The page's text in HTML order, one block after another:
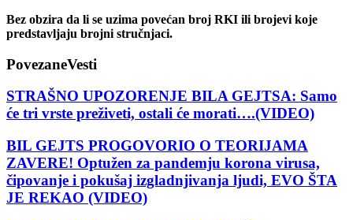
Bez obzira da li se uzima povećan broj RKI ili brojevi koje
predstavljaju brojni stručnjaci.
PovezaneVesti
STRAŠNO UPOZORENJE BILA GEJTSA: Samo
će tri vrste preživeti, ostali će morati….(VIDEO)
BIL GEJTS PROGOVORIO O TEORIJAMA
ZAVERE! Optužen za pandemju korona virusa,
čipovanje i pokušaj izgladnjivanja ljudi, EVO ŠTA
JE REKAO (VIDEO)